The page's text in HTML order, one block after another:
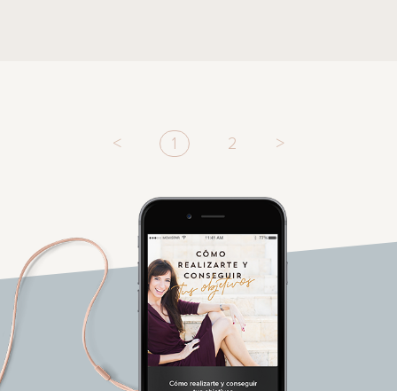
< 1 2 >